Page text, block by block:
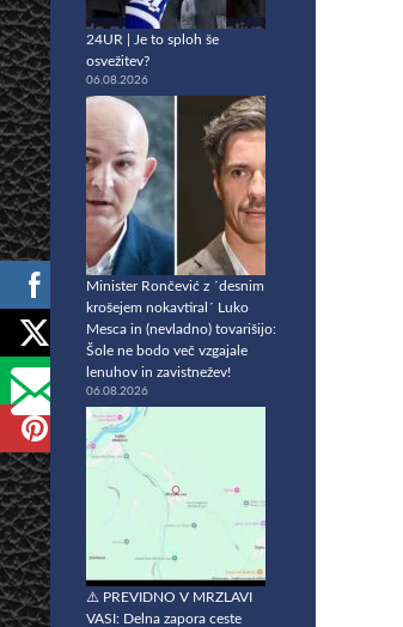
24UR | Je to sploh še
osvežitev?
06.08.2026
Minister Rončević z ´desnim
krošejem nokavtiral´ Luko
Mesca in (nevladno) tovarišijo:
Šole ne bodo več vzgajale
lenuhov in zavistnežev!
06.08.2026
⚠️ PREVIDNO V MRZLAVI
VASI: Delna zapora ceste